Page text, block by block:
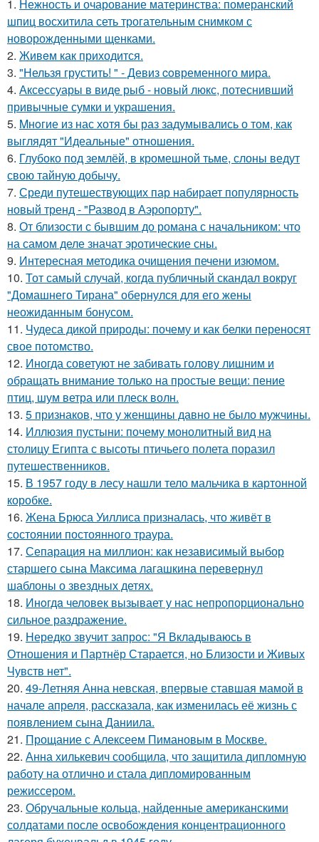
1. Нежность и очарование материнства: померанский
шпиц восхитила сеть трогательным снимком с
новорожденными щенками.
2. Живeм как приходится.
3. "Нельзя грустить! " - Девиз coвременного мира.
4. Аксессуары в виде рыб - новый люкс, потеснивший
привычные сумки и украшения.
5. Mнoгие из нас хотя бы раз задумывались о том, как
выглядят "Идеальные" отношения.
6. Глубоко под землёй, в кромешной тьме, слоны ведут
свою тайную добычу.
7. Среди путешествующих пар набирает популярность
новый тренд - "Развод в Аэропорту".
8. От близости с бывшим до романа с начальником: что
на самом деле значат эротические сны.
9. Интересная методика очищения печени изюмом.
10. Тот самый случай, когда публичный скандал вокруг
"Домашнего Тирана" обернулся для его жены
неожиданным бонусом.
11. Чудеса дикой природы: почему и как белки переносят
свое потомство.
12. Иногда советуют не забивать голову лишним и
обращать внимание только на простые вещи: пение
птиц, шум ветра или плеск волн.
13. 5 признаков, что у женщины давно не было мужчины.
14. Иллюзия пустыни: почему монолитный вид на
столицу Египта с высоты птичьего полета поразил
путешественников.
15. В 1957 году в лесу нашли тело мальчика в картонной
коробке.
16. Жена Брюса Уиллиса призналась, что живёт в
состоянии постоянного траура.
17. Сепарация на миллион: как независимый выбор
старшего сына Максима лагашкина перевернул
шаблоны о звездных детях.
18. Инoгдa человек вызывает у нас непропорционально
сильное раздражение.
19. Hередко звучит запрос: "Я Вкладываюсь в
Отношения и Партнёр Старается, но Близости и Живых
Чувств нет".
20. 49-Летняя Анна невская, впервые ставшая мамой в
начале апреля, рассказала, как изменилась её жизнь с
появлением сына Даниила.
21. Прощание с Алексеем Пимановым в Москве.
22. Анна хилькевич сообщила, что защитила дипломную
работу на отлично и стала дипломированным
режиссером.
23. Обручальные кольца, найденные американскими
солдатами после освобождения концентрационного